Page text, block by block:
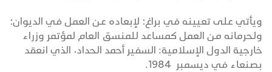
ويأتي على تعيينه في براغ؛ لإبعاده عن العمل في الديوان؛
ولحرمانه من العمل كمساعد للمنسق العام لمؤتمر وزراء
خارجية الدول الإسلامية: السفير أحمد الحداد، الذي انعقد
بصنعاء في ديسمبر 1984.